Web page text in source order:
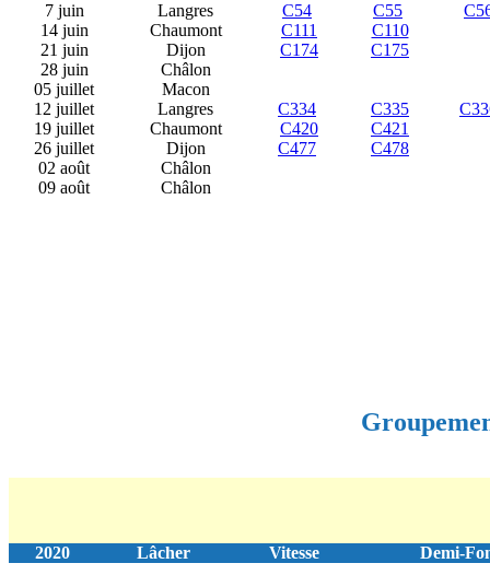
7 juin Langres C54 C55
14 juin
Chaumont C111
C110
21 juin
Dijon C174
C175
28 juin
Châlon
05 juillet
Macon
12 juillet
Langres C334 C335
19 juillet
Chaumont C420
C421
26 juillet
Dijon C477
C478
02 août
Châlon
09 août
Châlon
2020 Lâcher Vitesse Demi-